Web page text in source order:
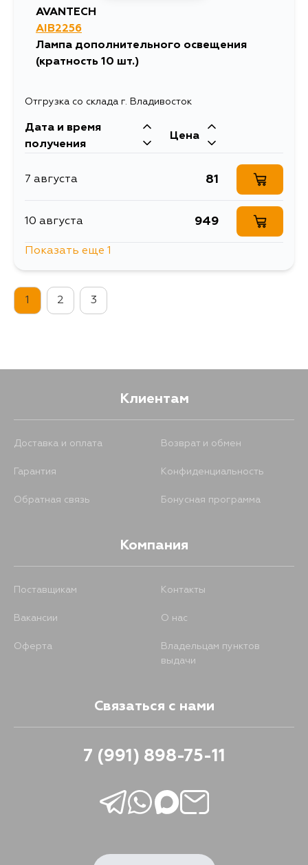
AVANTECH
AIB2256
Лампа дополнительного освещения
(кратность 10 шт.)
Отгрузка со склада г. Владивосток
Дата и время
получения
Цена
7 августа 81
10 августа 949
Показать еще 1
1 2 3
Клиентам
Доставка и оплата Возврат и обмен
Гарантия Конфиденциальность
Обратная связь Бонусная программа
Компания
Поставщикам Контакты
Вакансии О нас
Оферта
Владельцам пунктов
выдачи
Связаться с нами
7 (991) 898-75-11